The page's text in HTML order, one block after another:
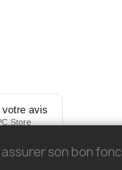
votre avis
son bon